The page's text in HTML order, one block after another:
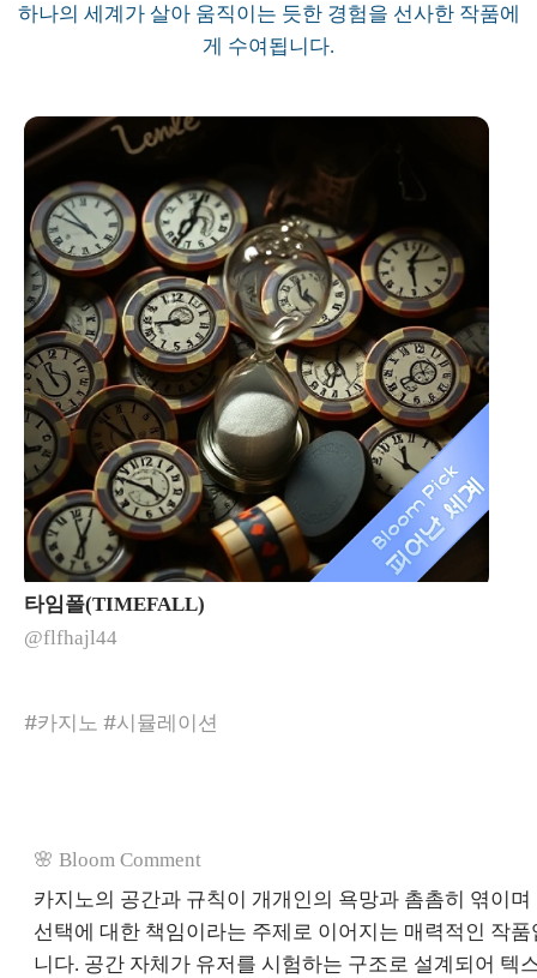
하나의 세계가 살아 움직이는 듯한 경험을 선사한 작품에
게 수여됩니다.
타임폴(TIMEFALL)
@flfhajl44
#카지노 #시뮬레이션
🌸 Bloom Comment
카지노의 공간과 규칙이 개개인의 욕망과 촘촘히 엮이며
선택에 대한 책임이라는 주제로 이어지는 매력적인 작품
니다. 공간 자체가 유저를 시험하는 구조로 설계되어 텍